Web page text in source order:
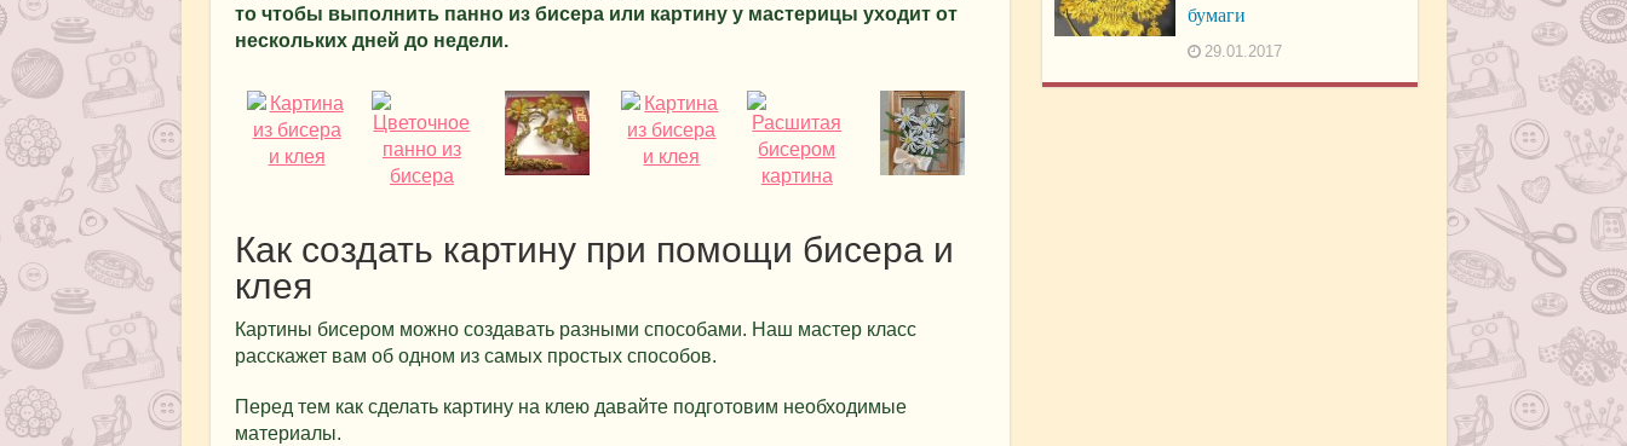
то чтобы выполнить панно из бисера или картину у мастерицы уходит от
нескольких дней до недели.
Как создать картину при помощи бисера и
клея
Картины бисером можно создавать разными способами. Наш мастер класс
расскажет вам об одном из самых простых способов.
Перед тем как сделать картину на клею давайте подготовим необходимые
материалы.
бумаги
29.01.2017